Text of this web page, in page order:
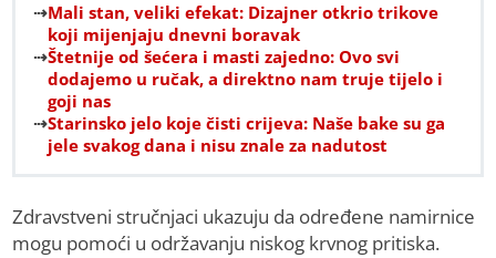
Mali stan, veliki efekat: Dizajner otkrio trikove
koji mijenjaju dnevni boravak
Štetnije od šećera i masti zajedno: Ovo svi
dodajemo u ručak, a direktno nam truje tijelo i
goji nas
Starinsko jelo koje čisti crijeva: Naše bake su ga
jele svakog dana i nisu znale za nadutost
Zdravstveni stručnjaci ukazuju da određene namirnice
mogu pomoći u održavanju niskog krvnog pritiska.